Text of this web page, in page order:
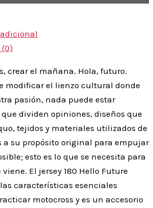
crear el mañana. Hola, futuro.
modificar el lienzo cultural donde
pasión, nada puede estar
que dividen opiniones, diseños que
tejidos y materiales utilizados de
su propósito original para empujar
esto es lo que se necesita para
El jersey 180 Hello Future
características esenciales
motocross y es un accesorio